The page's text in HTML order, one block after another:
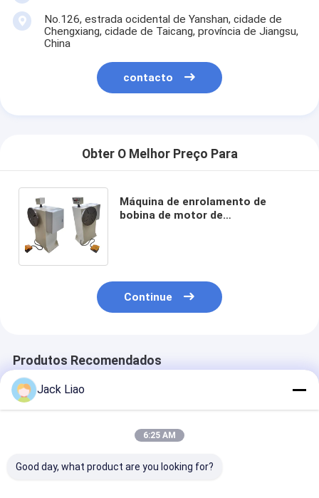
No.126, estrada ocidental de Yanshan, cidade de
Chengxiang, cidade de Taicang, província de Jiangsu,
China
contacto
Obter O Melhor Preço Para
Máquina de enrolamento de
bobina de motor de
Continue
Produtos Recomendados
Jack Liao
6:25 AM
Good day, what product are you looking for?